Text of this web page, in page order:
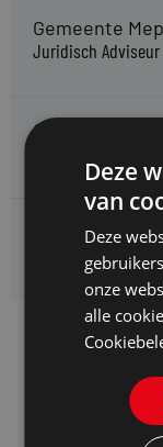
Gemeente
Juridisch Adviseur
CAOP zoekt een
Kifid zoekt een
Jurist- secretaris
Deze
van
Deze
onze
alle